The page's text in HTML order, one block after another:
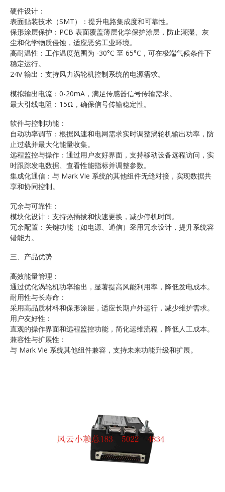
硬件设计：
表面贴装技术（SMT）：提升电路集成度和可靠性。
保形涂层保护：PCB 表面覆盖薄层化学保护涂层，防止潮湿、灰
尘和化学物质侵蚀，适应恶劣工业环境。
高耐温性：工作温度范围为 -30°C 至 65°C，可在极端气候条件下
稳定运行。
24V 输出：支持风力涡轮机控制系统的电源需求。
模拟输出电流：0-20mA，满足传感器信号传输需求。
最大引线电阻：15Ω，确保信号传输稳定性。
软件与控制功能：
自动功率调节：根据风速和电网需求实时调整涡轮机输出功率，防
止过载并最大化能量收集。
远程监控与操作：通过用户友好界面，支持移动设备远程访问，实
时跟踪发电数据、查看性能指标并调整参数。
集成化通信：与 Mark VIe 系统的其他组件无缝对接，实现数据共
享和协同控制。
冗余与可靠性：
模块化设计：支持热插拔和快速更换，减少停机时间。
冗余配置：关键功能（如电源、通信）采用冗余设计，提升系统容
错能力。
三、产品优势
高效能量管理：
通过优化涡轮机功率输出，显著提高风能利用率，降低发电成本。
耐用性与长寿命：
采用高品质材料和保形涂层，适应长期户外运行，减少维护需求。
用户友好性：
直观的操作界面和远程监控功能，简化运维流程，降低人工成本。
兼容性与扩展性：
与 Mark VIe 系统其他组件兼容，支持未来功能升级和扩展。